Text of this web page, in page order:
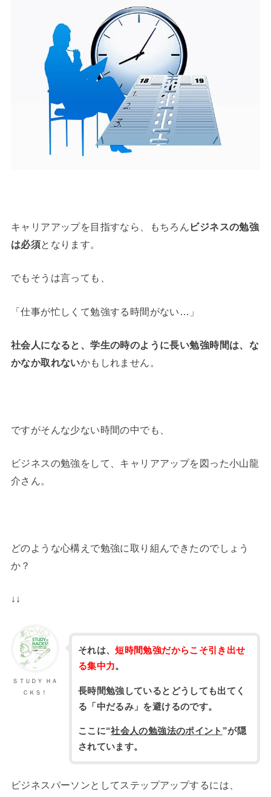
キャリアアップを目指すなら、もちろん ビジネスの勉強
は必須となります。
でもそうは言っても、
「仕事が忙しくて勉強する時間がない…」
社会人になると、学生の時のように長い勉強時間は、な
かなか取れないかもしれません。
ですがそんな少ない時間の中でも、
ビジネスの勉強をして、キャリアアップを図った小山龍
介さん。
どのような心構えで勉強に取り組んできたのでしょう
か？
↓↓
ＳＴＵＤＹ ＨＡ
ＣＫＳ！
それは、短時間勉強だからこそ引き出せ
る集中力。
長時間勉強しているとどうしても出てく
る「中だるみ」を避けるのです。
ここに“社会人の勉強法のポイント ”が隠
されています。
ビジネスパーソンとしてステップアップするには、